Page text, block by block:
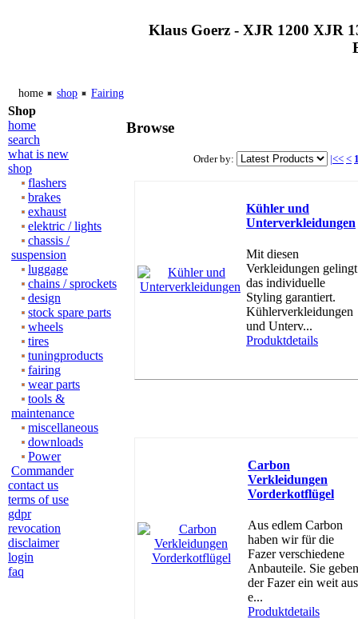
Klaus Goerz - XJR 1200 XJR
home shop Fairing
Shop
home
search
what is new
shop
flashers
brakes
exhaust
elektric / lights
chassis /
suspension
luggage
chains / sprockets
design
stock spare parts
wheels
tires
tuningproducts
fairing
wear parts
tools &
maintenance
miscellaneous
downloads
Power
Commander
contact us
terms of use
gdpr
revocation
disclaimer
login
faq
Browse
Order by: |<< <
Kühler und
Unterverkleidungen
Mit diesen
Verkleidungen gelingt
das individuelle
Styling garantiert.
Kühlerverkleidungen
und Unterv...
Produktdetails
Carbon
Verkleidungen
Vorderkotflügel
Aus edlem Carbon
haben wir für die
Fazer verschiedene
Anbauteile. Sie geben
der Fazer ein weit aus
e...
Produktdetails